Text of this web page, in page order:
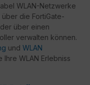
WLAN-Netzwerke
die FortiGate-
über einen
verwalten können.
und WLAN
Ihre WLAN Erlebniss